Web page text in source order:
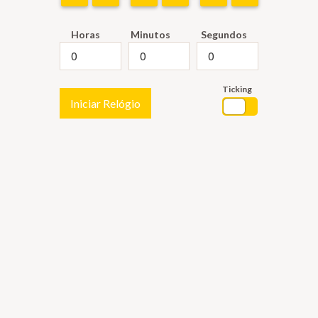
Horas Minutos Segundos
Iniciar Relógio
Ticking